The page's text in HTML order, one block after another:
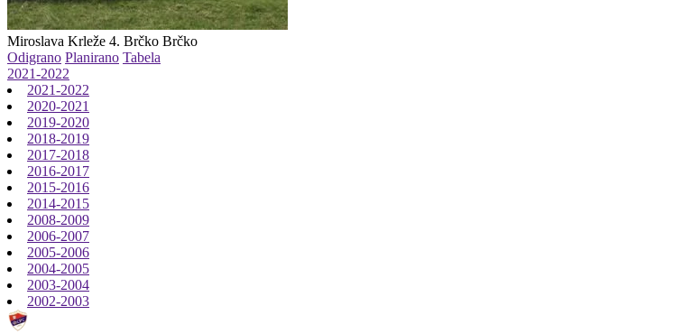
Miroslava Krleže 4. Brčko Brčko
Odigrano Planirano Tabela
2021-2022
2021-2022
2020-2021
2019-2020
2018-2019
2017-2018
2016-2017
2015-2016
2014-2015
2008-2009
2006-2007
2005-2006
2004-2005
2003-2004
2002-2003